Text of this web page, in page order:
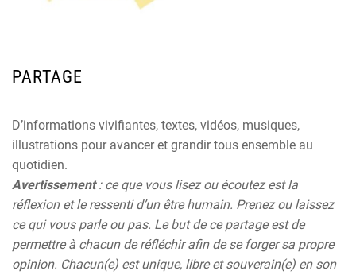
PARTAGE
D’informations vivifiantes, textes, vidéos, musiques,
illustrations pour avancer et grandir tous ensemble au
quotidien.
Avertissement: ce que vous lisez ou écoutez est la
réflexion et le ressenti d’un être humain. Prenez ou laissez
ce qui vous parle ou pas. Le but de ce partage est de
permettre à chacun de réfléchir afin de se forger sa propre
opinion. Chacun(e) est unique, libre et souverain(e) en son